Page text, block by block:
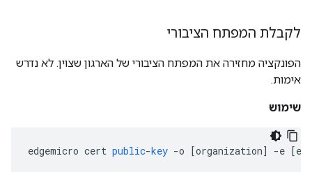
לקבלת המפתח הציבורי
הפונקציה מחזירה את המפתח הציבורי של הארגון שצוין. לא נדרש
אימות.
שימוש
edgemicro cert public-key -o [organization] -e [